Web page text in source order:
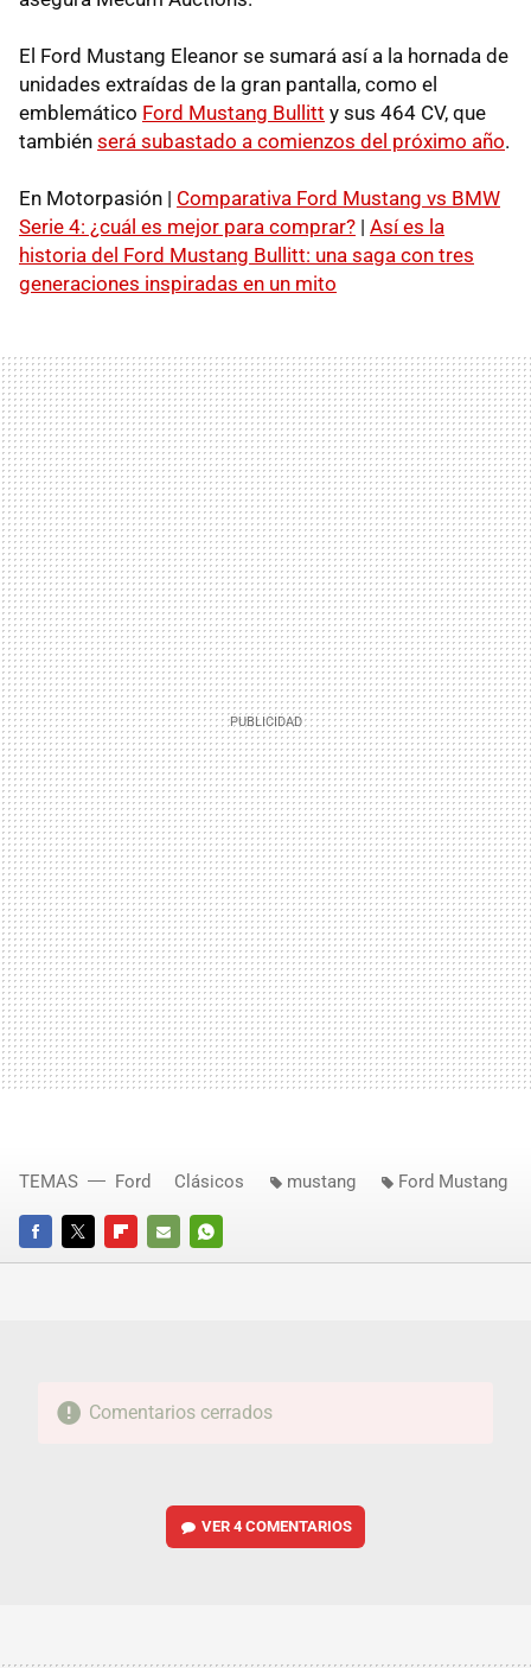
El Ford Mustang Eleanor se sumará así a la hornada de
unidades extraídas de la gran pantalla, como el
emblemático Ford Mustang Bullitt y sus 464 CV, que
también será subastado a comienzos del próximo año.
En Motorpasión | Comparativa Ford Mustang vs BMW
Serie 4: ¿cuál es mejor para comprar? | Así es la
historia del Ford Mustang Bullitt: una saga con tres
generaciones inspiradas en un mito
FACEBOOKTWITTERFLIPBOARD
E-
WHATSAPP
TEMAS Ford Clásicos mustang Ford Mustang
Comentarios cerrados
VER4 COMENTARIOS